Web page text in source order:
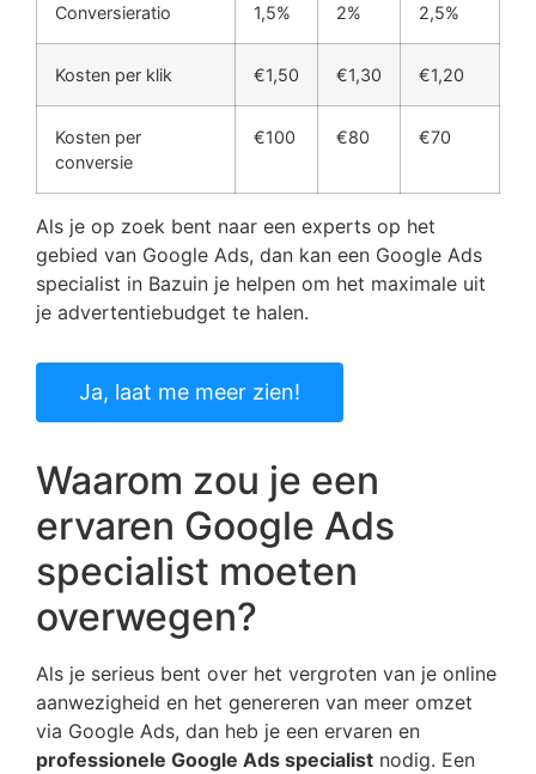
Conversieratio 1,5% 2% 2,5%
Kosten per klik €1,50 €1,30 €1,20
Kosten per
conversie
€100 €80 €70
Als je op zoek bent naar een experts op het
gebied van Google Ads, dan kan een Google Ads
specialist in Bazuin je helpen om het maximale uit
je advertentiebudget te halen.
Ja, laat me meer zien!
Waarom zou je een
ervaren Google Ads
specialist moeten
overwegen?
Als je serieus bent over het vergroten van je online
aanwezigheid en het genereren van meer omzet
via Google Ads, dan heb je een ervaren en
professionele Google Ads specialist nodig. Een